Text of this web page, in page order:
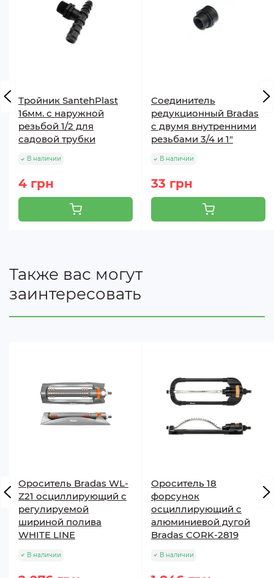
Тройник SantehPlast
16мм. с наружной
резьбой 1/2 для
садовой трубки
В наличии
4 грн
Соединитель
редукционный Bradas
с двумя внутренними
резьбами 3/4 и 1"
В наличии
33 грн
Также вас могут
заинтересовать
Ороситель Bradas WL-
Z21 осциллирующий с
регулируемой
шириной полива
WHITE LINE
В наличии
Ороситель 18
форсунок
осциллирующий с
алюминиевой дугой
Bradas CORK-2819
В наличии